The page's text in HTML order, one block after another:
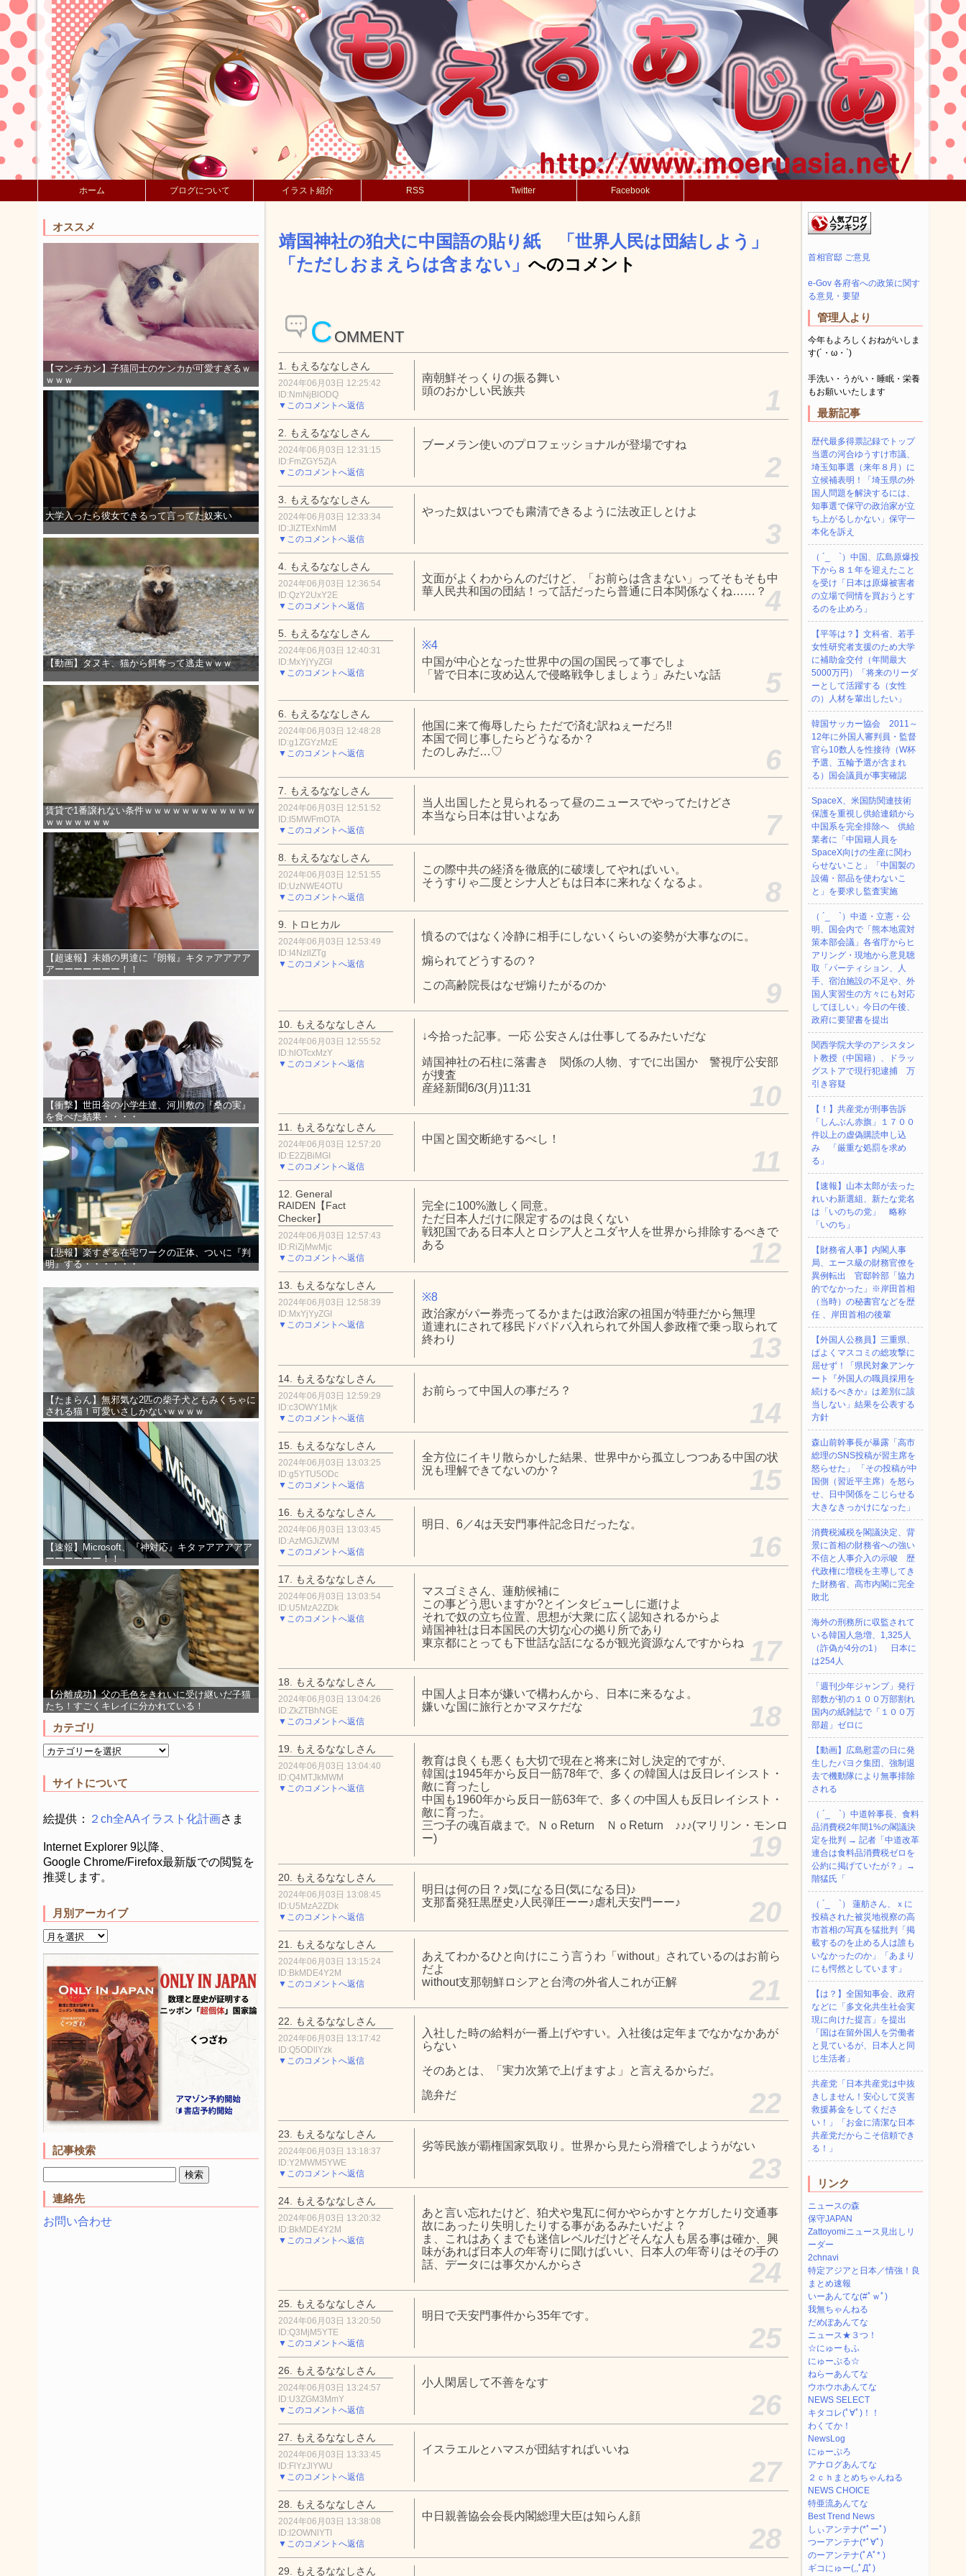
ホーム ブログについて イラスト紹介 RSS Twitter Facebook
オススメ
【マンチカン】子猫同士のケンカが可愛すぎるｗ
ｗｗｗ
大学入ったら彼女できるって言ってた奴来い
【動画】タヌキ、猫から餌奪って逃走ｗｗｗ
賃貸で1番譲れない条件ｗｗｗｗｗｗｗｗｗｗｗｗ
ｗｗｗｗｗｗｗ
【超速報】未婚の男達に『朗報』キタァアアアア
アーーーーーーー！！
【衝撃】世田谷の小学生達、河川敷の『桑の実』
を食べた結果・・・・
【悲報】楽すぎる在宅ワークの正体、ついに『判
明』する・・・・・・
【たまらん】無邪気な2匹の柴子犬ともみくちゃに
される猫！可愛いさしかないｗｗｗｗ
【速報】Microsoft、『神対応』キタァアアアアア
ーーーーーー！！
【分離成功】父の毛色をきれいに受け継いだ子猫
たち！すごくキレイに分かれている！
カテゴリ
サイトについて
絵提供： ２ch全AAイラスト化計画さま
Internet Explorer 9以降、
Google Chrome/Firefox最新版での閲覧を
推奨します。
月別アーカイブ
記事検索
連絡先
お問い合わせ
靖国神社の狛犬に中国語の貼り紙 「世界人民は団結しよう」
「ただしおまえらは含まない」 へのコメント
C OMMENT
1. もえるななしさん
2024年06月03日 12:25:42
ID:NmNjBlODQ
▼このコメントへ返信
南朝鮮そっくりの振る舞い
頭のおかしい民族共
1
2. もえるななしさん
2024年06月03日 12:31:15
ID:FmZGY5ZjA
▼このコメントへ返信
ブーメラン使いのプロフェッショナルが登場ですね
2
3. もえるななしさん
2024年06月03日 12:33:34
ID:JlZTExNmM
▼このコメントへ返信
やった奴はいつでも粛清できるように法改正しとけよ
3
4. もえるななしさん
2024年06月03日 12:36:54
ID:QzY2UxY2E
▼このコメントへ返信
文面がよくわからんのだけど、「お前らは含まない」ってそもそも中
華人民共和国の団結！って話だったら普通に日本関係なくね……？4
5. もえるななしさん
2024年06月03日 12:40:31
ID:MxYjYyZGI
▼このコメントへ返信
※4
中国が中心となった世界中の国の国民って事でしょ
「皆で日本に攻め込んで侵略戦争しましょう」みたいな話
5
6. もえるななしさん
2024年06月03日 12:48:28
ID:g1ZGYzMzE
▼このコメントへ返信
他国に来て侮辱したら ただで済む訳ねぇーだろ‼
本国で同じ事したらどうなるか？
たのしみだ…♡
6
7. もえるななしさん
2024年06月03日 12:51:52
ID:I5MWFmOTA
▼このコメントへ返信
当人出国したと見られるって昼のニュースでやってたけどさ
本当なら日本は甘いよなあ
7
8. もえるななしさん
2024年06月03日 12:51:55
ID:UzNWE4OTU
▼このコメントへ返信
この際中共の経済を徹底的に破壊してやればいい。
そうすりゃ二度とシナ人どもは日本に来れなくなるよ。
8
9. トロヒカル
2024年06月03日 12:53:49
ID:I4NzllZTg
▼このコメントへ返信
憤るのではなく冷静に相手にしないくらいの姿勢が大事なのに。
煽られてどうするの？
この高齢院長はなぜ煽りたがるのか
9
10. もえるななしさん
2024年06月03日 12:55:52
ID:hlOTcxMzY
▼このコメントへ返信
↓今拾った記事。一応 公安さんは仕事してるみたいだな
靖国神社の石柱に落書き 関係の人物、すでに出国か 警視庁公安部
が捜査
産経新聞6/3(月)11:31
10
11. もえるななしさん
2024年06月03日 12:57:20
ID:E2ZjBiMGI
▼このコメントへ返信
中国と国交断絶するべし！
11
12. General
RAIDEN【Fact
Checker】
2024年06月03日 12:57:43
ID:RiZjMwMjc
▼このコメントへ返信
完全に100%激しく同意。
ただ日本人だけに限定するのは良くない
戦犯国である日本人とロシア人とユダヤ人を世界から排除するべきで
ある
12
13. もえるななしさん
2024年06月03日 12:58:39
ID:MxYjYyZGI
▼このコメントへ返信
※8
政治家がパー券売ってるかまたは政治家の祖国が特亜だから無理
道連れにされて移民ドバドバ入れられて外国人参政権で乗っ取られて
終わり
13
14. もえるななしさん
2024年06月03日 12:59:29
ID:c3OWY1Mjk
▼このコメントへ返信
お前らって中国人の事だろ？
14
15. もえるななしさん
2024年06月03日 13:03:25
ID:g5YTU5ODc
▼このコメントへ返信
全方位にイキリ散らかした結果、世界中から孤立しつつある中国の状
況も理解できてないのか？
15
16. もえるななしさん
2024年06月03日 13:03:45
ID:AzMGJiZWM
▼このコメントへ返信
明日、6／4は天安門事件記念日だったな。
16
17. もえるななしさん
2024年06月03日 13:03:54
ID:U5MzA2ZDk
▼このコメントへ返信
マスゴミさん、蓮舫候補に
この事どう思いますか?とインタビューしに逝けよ
それで奴の立ち位置、思想が大衆に広く認知されるからよ
靖国神社は日本国民の大切な心の拠り所であり
東京都にとっても下世話な話になるが観光資源なんですからね 17
18. もえるななしさん
2024年06月03日 13:04:26
ID:ZkZTBhNGE
▼このコメントへ返信
中国人よ日本が嫌いで構わんから、日本に来るなよ。
嫌いな国に旅行とかマヌケだな
18
19. もえるななしさん
2024年06月03日 13:04:40
ID:Q4MTJkMWM
▼このコメントへ返信
教育は良くも悪くも大切で現在と将来に対し決定的ですが、
韓国は1945年から反日一筋78年で、多くの韓国人は反日レイシスト・
敵に育ったし
中国も1960年から反日一筋63年で、多くの中国人も反日レイシスト・
敵に育った。
三つ子の魂百歳まで。ＮｏReturn ＮｏReturn ♪♪♪(マリリン・モンロ
ー)
19
20. もえるななしさん
2024年06月03日 13:08:45
ID:U5MzA2ZDk
▼このコメントへ返信
明日は何の日？♪気になる日(気になる日)♪
支那畜発狂黒歴史♪人民弾圧ーー♪虐札天安門ーー♪
20
21. もえるななしさん
2024年06月03日 13:15:24
ID:BkMDE4Y2M
▼このコメントへ返信
あえてわかるひと向けにこう言うわ「without」されているのはお前ら
だよ
without支那朝鮮ロシアと台湾の外省人これが正解
21
22. もえるななしさん
2024年06月03日 13:17:42
ID:Q5ODllYzk
▼このコメントへ返信
入社した時の給料が一番上げやすい。入社後は定年までなかなかあが
らない
そのあとは、「実力次第で上げますよ」と言えるからだ。
詭弁だ
22
23. もえるななしさん
2024年06月03日 13:18:37
ID:Y2MWM5YWE
▼このコメントへ返信
劣等民族が覇権国家気取り。世界から見たら滑稽でしようがない
23
24. もえるななしさん
2024年06月03日 13:20:32
ID:BkMDE4Y2M
▼このコメントへ返信
あと言い忘れたけど、狛犬や鬼瓦に何かやらかすとケガしたり交通事
故にあったり失明したりする事があるみたいだよ？
ま、これはあくまでも迷信レベルだけどそんな人も居る事は確か、興
味があれば日本人の年寄りに聞けばいい、日本人の年寄りはその手の
話、データには事欠かんからさ
24
25. もえるななしさん
2024年06月03日 13:20:50
ID:Q3MjM5YTE
▼このコメントへ返信
明日で天安門事件から35年です。
25
26. もえるななしさん
2024年06月03日 13:24:57
ID:U3ZGM3MmY
▼このコメントへ返信
小人閑居して不善をなす
26
27. もえるななしさん
2024年06月03日 13:33:45
ID:FlYzJlYWU
▼このコメントへ返信
イスラエルとハマスが団結すればいいね
27
28. もえるななしさん
2024年06月03日 13:38:08
ID:I2OWNlYTI
▼このコメントへ返信
中日親善協会会長内閣総理大臣は知らん顔
28
29. もえるななしさん
首相官邸 ご意見
e-Gov 各府省への政策に関す
る意見・要望
管理人より
今年もよろしくおねがいしま
す(´・ω・`)
手洗い・うがい・睡眠・栄養
もお願いいたします
最新記事
歴代最多得票記録でトップ
当選の河合ゆうすけ市議、
埼玉知事選（来年８月）に
立候補表明！「埼玉県の外
国人問題を解決するには、
知事選で保守の政治家が立
ち上がるしかない」保守一
本化を訴え
（ ´_ゝ`）中国、広島原爆投
下から８１年を迎えたこと
を受け「日本は原爆被害者
の立場で同情を買おうとす
るのを止めろ」
【平等は？】文科省、若手
女性研究者支援のため大学
に補助金交付（年間最大
5000万円）「将来のリーダ
ーとして活躍する（女性
の）人材を輩出したい」
韓国サッカー協会 2011～
12年に外国人審判員・監督
官ら10数人を性接待（W杯
予選、五輪予選が含まれ
る）国会議員が事実確認
SpaceX、米国防関連技術
保護を重視し供給連鎖から
中国系を完全排除へ 供給
業者に「中国籍人員を
SpaceX向けの生産に関わ
らせないこと」「中国製の
設備・部品を使わないこ
と」を要求し監査実施
（ ´_ゝ`）中道・立憲・公
明、国会内で「熊本地震対
策本部会議」各省庁からヒ
アリング・現地から意見聴
取「パーティション、人
手、宿泊施設の不足や、外
国人実習生の方々にも対応
してほしい」今日の午後、
政府に要望書を提出
関西学院大学のアシスタン
ト教授（中国籍）、ドラッ
グストアで現行犯逮捕 万
引き容疑
【！】共産党が刑事告訴
「しんぶん赤旗」１７００
件以上の虚偽購読申し込
み 「厳重な処罰を求め
る」
【速報】山本太郎が去った
れいわ新選組、新たな党名
は「いのちの党」 略称
「いのち」
【財務省人事】内閣人事
局、エース級の財務官僚を
異例転出 官邸幹部「協力
的でなかった」※岸田首相
（当時）の秘書官などを歴
任 、岸田首相の後輩
【外国人公務員】三重県、
ぱよくマスコミの総攻撃に
屈せず！「県民対象アンケ
ート『外国人の職員採用を
続けるべきか』は差別に該
当しない」結果を公表する
方針
森山前幹事長が暴露「高市
総理のSNS投稿が習主席を
怒らせた」 「その投稿が中
国側（習近平主席）を怒ら
せ、日中関係をこじらせる
大きなきっかけになった」
消費税減税を閣議決定、背
景に首相の財務省への強い
不信と人事介入の示唆 歴
代政権に増税を主導してき
た財務省、高市内閣に完全
敗北
海外の刑務所に収監されて
いる韓国人急増、1,325人
（詐偽が4分の1） 日本に
は254人
「週刊少年ジャンプ」発行
部数が初の１００万部割れ
国内の紙雑誌で「１００万
部超」ゼロに
【動画】広島慰霊の日に発
生したパヨク集団、強制退
去で機動隊により無事排除
される
（ ´_ゝ`）中道幹事長、食料
品消費税2年間1%の閣議決
定を批判 → 記者「中道改革
連合は食料品消費税ゼロを
公約に掲げていたが？」→
階猛氏「
（ ´_ゝ`） 蓮舫さん、ｘに
投稿された被災地視察の高
市首相の写真を猛批判「掲
載するのを止める人は誰も
いなかったのか」「あまり
にも愕然としています」
【は？】全国知事会、政府
などに「多文化共生社会実
現に向けた提言」を提出
「国は在留外国人を労働者
と見ているが、日本人と同
じ生活者」
共産党「日本共産党は中抜
きしません！安心して災害
救援募金をしてくださ
い！」「お金に清潔な日本
共産党だからこそ信頼でき
る！」
リンク
ニュースの森
保守JAPAN
Zattoyomiニュース見出しリ
ーダー
2chnavi
特定アジアと日本／情強！良
まとめ速報
いーあんてな(#ﾟｗﾟ)
我無ちゃんねる
だめぽあんてな
ニュース★３つ！
☆にゅーもふ
にゅーぷる☆
ねらーあんてな
ウホウホあんてな
NEWS SELECT
キタコレ(ﾟ∀ﾟ)！！
わくてか！
NewsLog
にゅーぷろ
アナログあんてな
２ｃｈまとめちゃんねる
NEWS CHOICE
特亜流あんてな
Best Trend News
しぃアンテナ(*ﾟーﾟ)
つーアンテナ(*ﾟ∀ﾟ)
のーアンテナ(ﾟAﾟ* )
ギコにゅー(,,ﾟДﾟ)